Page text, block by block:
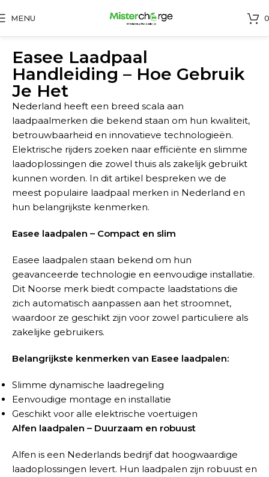
MENU
Easee Laadpaal
Handleiding – Hoe Gebruik
Je Het
Nederland heeft een breed scala aan
laadpaalmerken die bekend staan om hun kwaliteit,
betrouwbaarheid en innovatieve technologieën.
Elektrische rijders zoeken naar efficiënte en slimme
laadoplossingen die zowel thuis als zakelijk gebruikt
kunnen worden. In dit artikel bespreken we de
meest populaire laadpaal merken in Nederland en
hun belangrijkste kenmerken.
Easee laadpalen – Compact en slim
Easee laadpalen staan bekend om hun
geavanceerde technologie en eenvoudige installatie.
Dit Noorse merk biedt compacte laadstations die
zich automatisch aanpassen aan het stroomnet,
waardoor ze geschikt zijn voor zowel particuliere als
zakelijke gebruikers.
Belangrijkste kenmerken van Easee laadpalen:
Slimme dynamische laadregeling
Eenvoudige montage en installatie
Geschikt voor alle elektrische voertuigen
Alfen laadpalen – Duurzaam en robuust
Alfen is een Nederlands bedrijf dat hoogwaardige
laadoplossingen levert. Hun laadpalen zijn robuust en